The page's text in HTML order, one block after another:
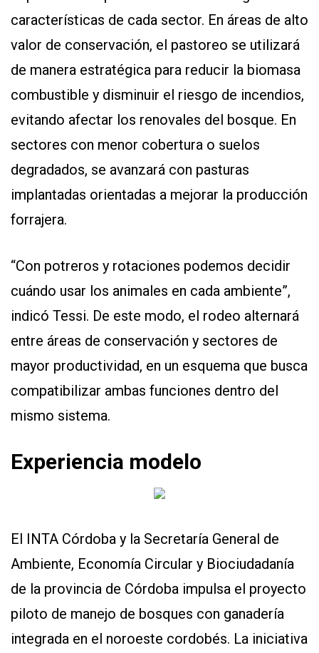
características de cada sector. En áreas de alto
valor de conservación, el pastoreo se utilizará
de manera estratégica para reducir la biomasa
combustible y disminuir el riesgo de incendios,
evitando afectar los renovales del bosque. En
sectores con menor cobertura o suelos
degradados, se avanzará con pasturas
implantadas orientadas a mejorar la producción
forrajera.
“Con potreros y rotaciones podemos decidir
cuándo usar los animales en cada ambiente”,
indicó Tessi. De este modo, el rodeo alternará
entre áreas de conservación y sectores de
mayor productividad, en un esquema que busca
compatibilizar ambas funciones dentro del
mismo sistema.
Experiencia modelo
El INTA Córdoba y la Secretaría General de
Ambiente, Economía Circular y Biociudadanía
de la provincia de Córdoba impulsa el proyecto
piloto de manejo de bosques con ganadería
integrada en el noroeste cordobés. La iniciativa